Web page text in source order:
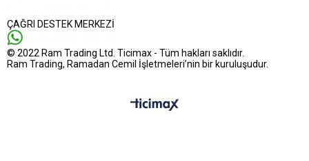
ÇAĞRI DESTEK MERKEZİ
© 2022 Ram Trading Ltd. Ticimax - Tüm hakları saklıdır.
Ram Trading, Ramadan Cemil İşletmeleri’nin bir kuruluşudur.